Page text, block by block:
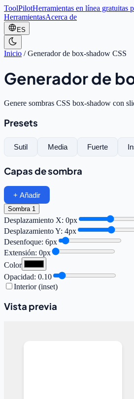
ToolPilotHerramientas en línea gratuitas
HerramientasAcerca de
ES
Inicio /Generador de box-shadow CSS
Generador de
Genere sombras CSS box-shadow con
Presets
Sutil Media Fuerte
Capas de sombra
+ Añadir
Sombra 1
Desplazamiento X: 0px
Desplazamiento Y: 4px
Desenfoque: 6px
Extensión: 0px
Color
Opacidad: 0.10
Interior (inset)
Vista previa